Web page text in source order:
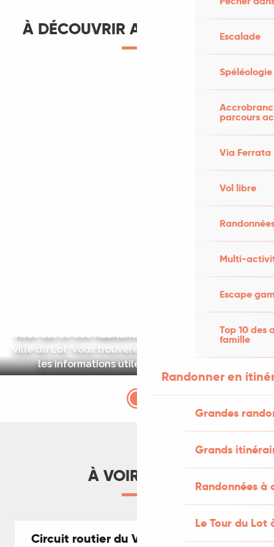
Escalade
Spéléologie
parcours
Via Ferrata
Vol libre
Multi-
Escape
Top 10 des
famille
Randonner en
Grandes
Grands
Randonnées
Le Tour du Lot
À DÉCOUVRIR AUX ALENTOURS
Avec ses 20 000 habitants, Cahors est la principale
ville du Lot. Vous trouverez dans cette page toutes
les informations utiles pour découvrir la...
DÉCOUVRIR
À VOIR AUSSI
Circuit routier du Vignoble de Cahors